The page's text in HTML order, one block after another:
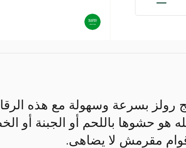
رولز بسرعة وسهولة مع هذه
هو حشوها باللحم أو الجبنة أو
مقرمش لا يضاهى.